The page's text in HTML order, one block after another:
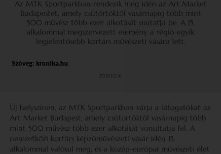
Az MTK Sportparkban rendezik meg idén az Art Market
Budapestet, amely csütörtöktől vasárnapig több mint
500 művész több ezer alkotását mutatja be. A 15.
alkalommal megszervezett esemény a régió egyik
legjelentősebb kortárs művészeti vására lett.
Szöveg: kronika.hu
2025.10.16.
Új helyszínen, az MTK Sportparkban várja a látogatókat az
Art Market Budapest, amely csütörtöktől vasárnapig több
mint 500 művész több ezer alkotását vonultatja fel. A
nemzetközi kortárs képzőművészeti vásár idén 15.
alkalommal valósul meg, és a közép-európai művészeti élet